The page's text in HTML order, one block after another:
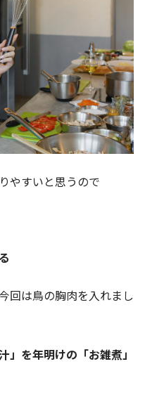
やすいと思うので
回は鳥の胸肉を入れまし
」を年明けの「お雑煮」